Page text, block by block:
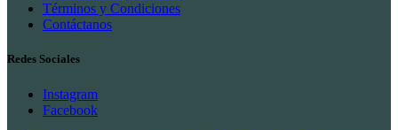
Términos y Condiciones
Contáctanos
Redes Sociales
Instagram
Facebook